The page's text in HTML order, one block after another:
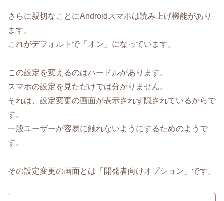
さらに親切なことにAndroidスマホは読み上げ機能があり
ます。
これがデフォルトで「オン」になっています。
この設定を変えるのはハードルがあります。
スマホの設定を見ただけでは分かりません。
それは、設定変更の画面が表示されず隠されているからで
す。
一般ユーザーが容易に触れないようにするためのようで
す。
その設定変更の画面とは「開発者向けオプション」です。